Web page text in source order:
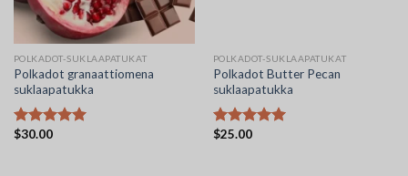
POLKADOT-SUKLAAPATUKAT
Polkadot granaattiomena
suklaapatukka
Arvostelu
$30.00
POLKADOT-SUKLAAPATUKAT
Polkadot Butter Pecan
suklaapatukka
Arvostelu
$25.00